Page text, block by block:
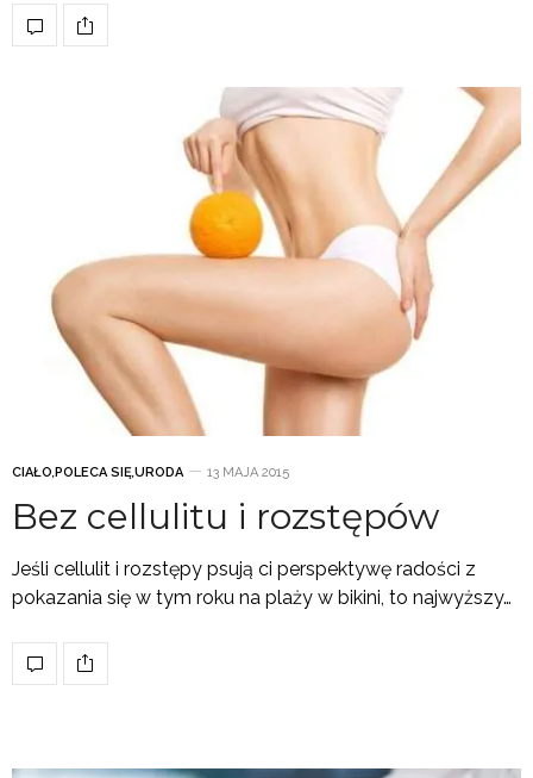
CIAŁO,POLECA SIĘ,URODA 13 MAJA 2015
Bez cellulitu i rozstępów
Jeśli cellulit i rozstępy psują ci perspektywę radości z
pokazania się w tym roku na plaży w bikini, to najwyższy…